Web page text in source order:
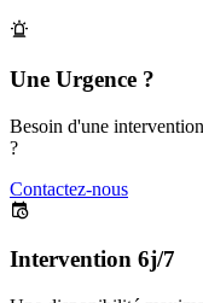
Une Urgence ?
Besoin d'une
?
Contactez-nous
Intervention 6j/7